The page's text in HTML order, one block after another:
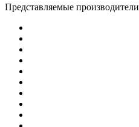
Представляемые производители